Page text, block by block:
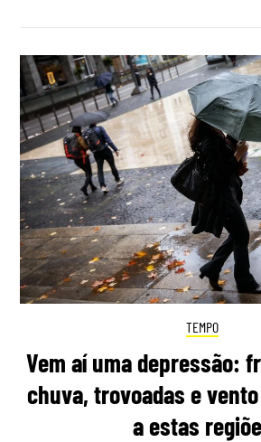
TEMPO
Vem aí uma depressão:
chuva, trovoadas e
a estas